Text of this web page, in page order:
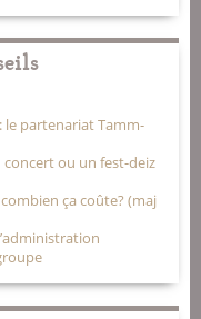
le partenariat Tamm-
ou un fest-deiz
ça coûte? (maj